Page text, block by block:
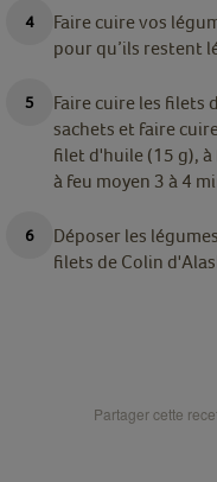
Faire cuire vos
pour qu’ils restent
Faire cuire les filets
sachets et faire
filet d'huile (15 g),
à feu moyen 3 à 4
Déposer les
filets de Colin
Partager cette